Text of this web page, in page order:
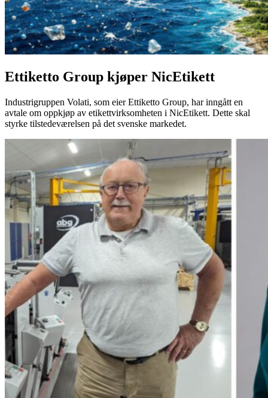
Ettiketto Group kjøper NicEtikett
Industrigruppen Volati, som eier Ettiketto Group, har inngått en
avtale om oppkjøp av etikettvirksomheten i NicEtikett. Dette skal
styrke tilstedeværelsen på det svenske markedet.